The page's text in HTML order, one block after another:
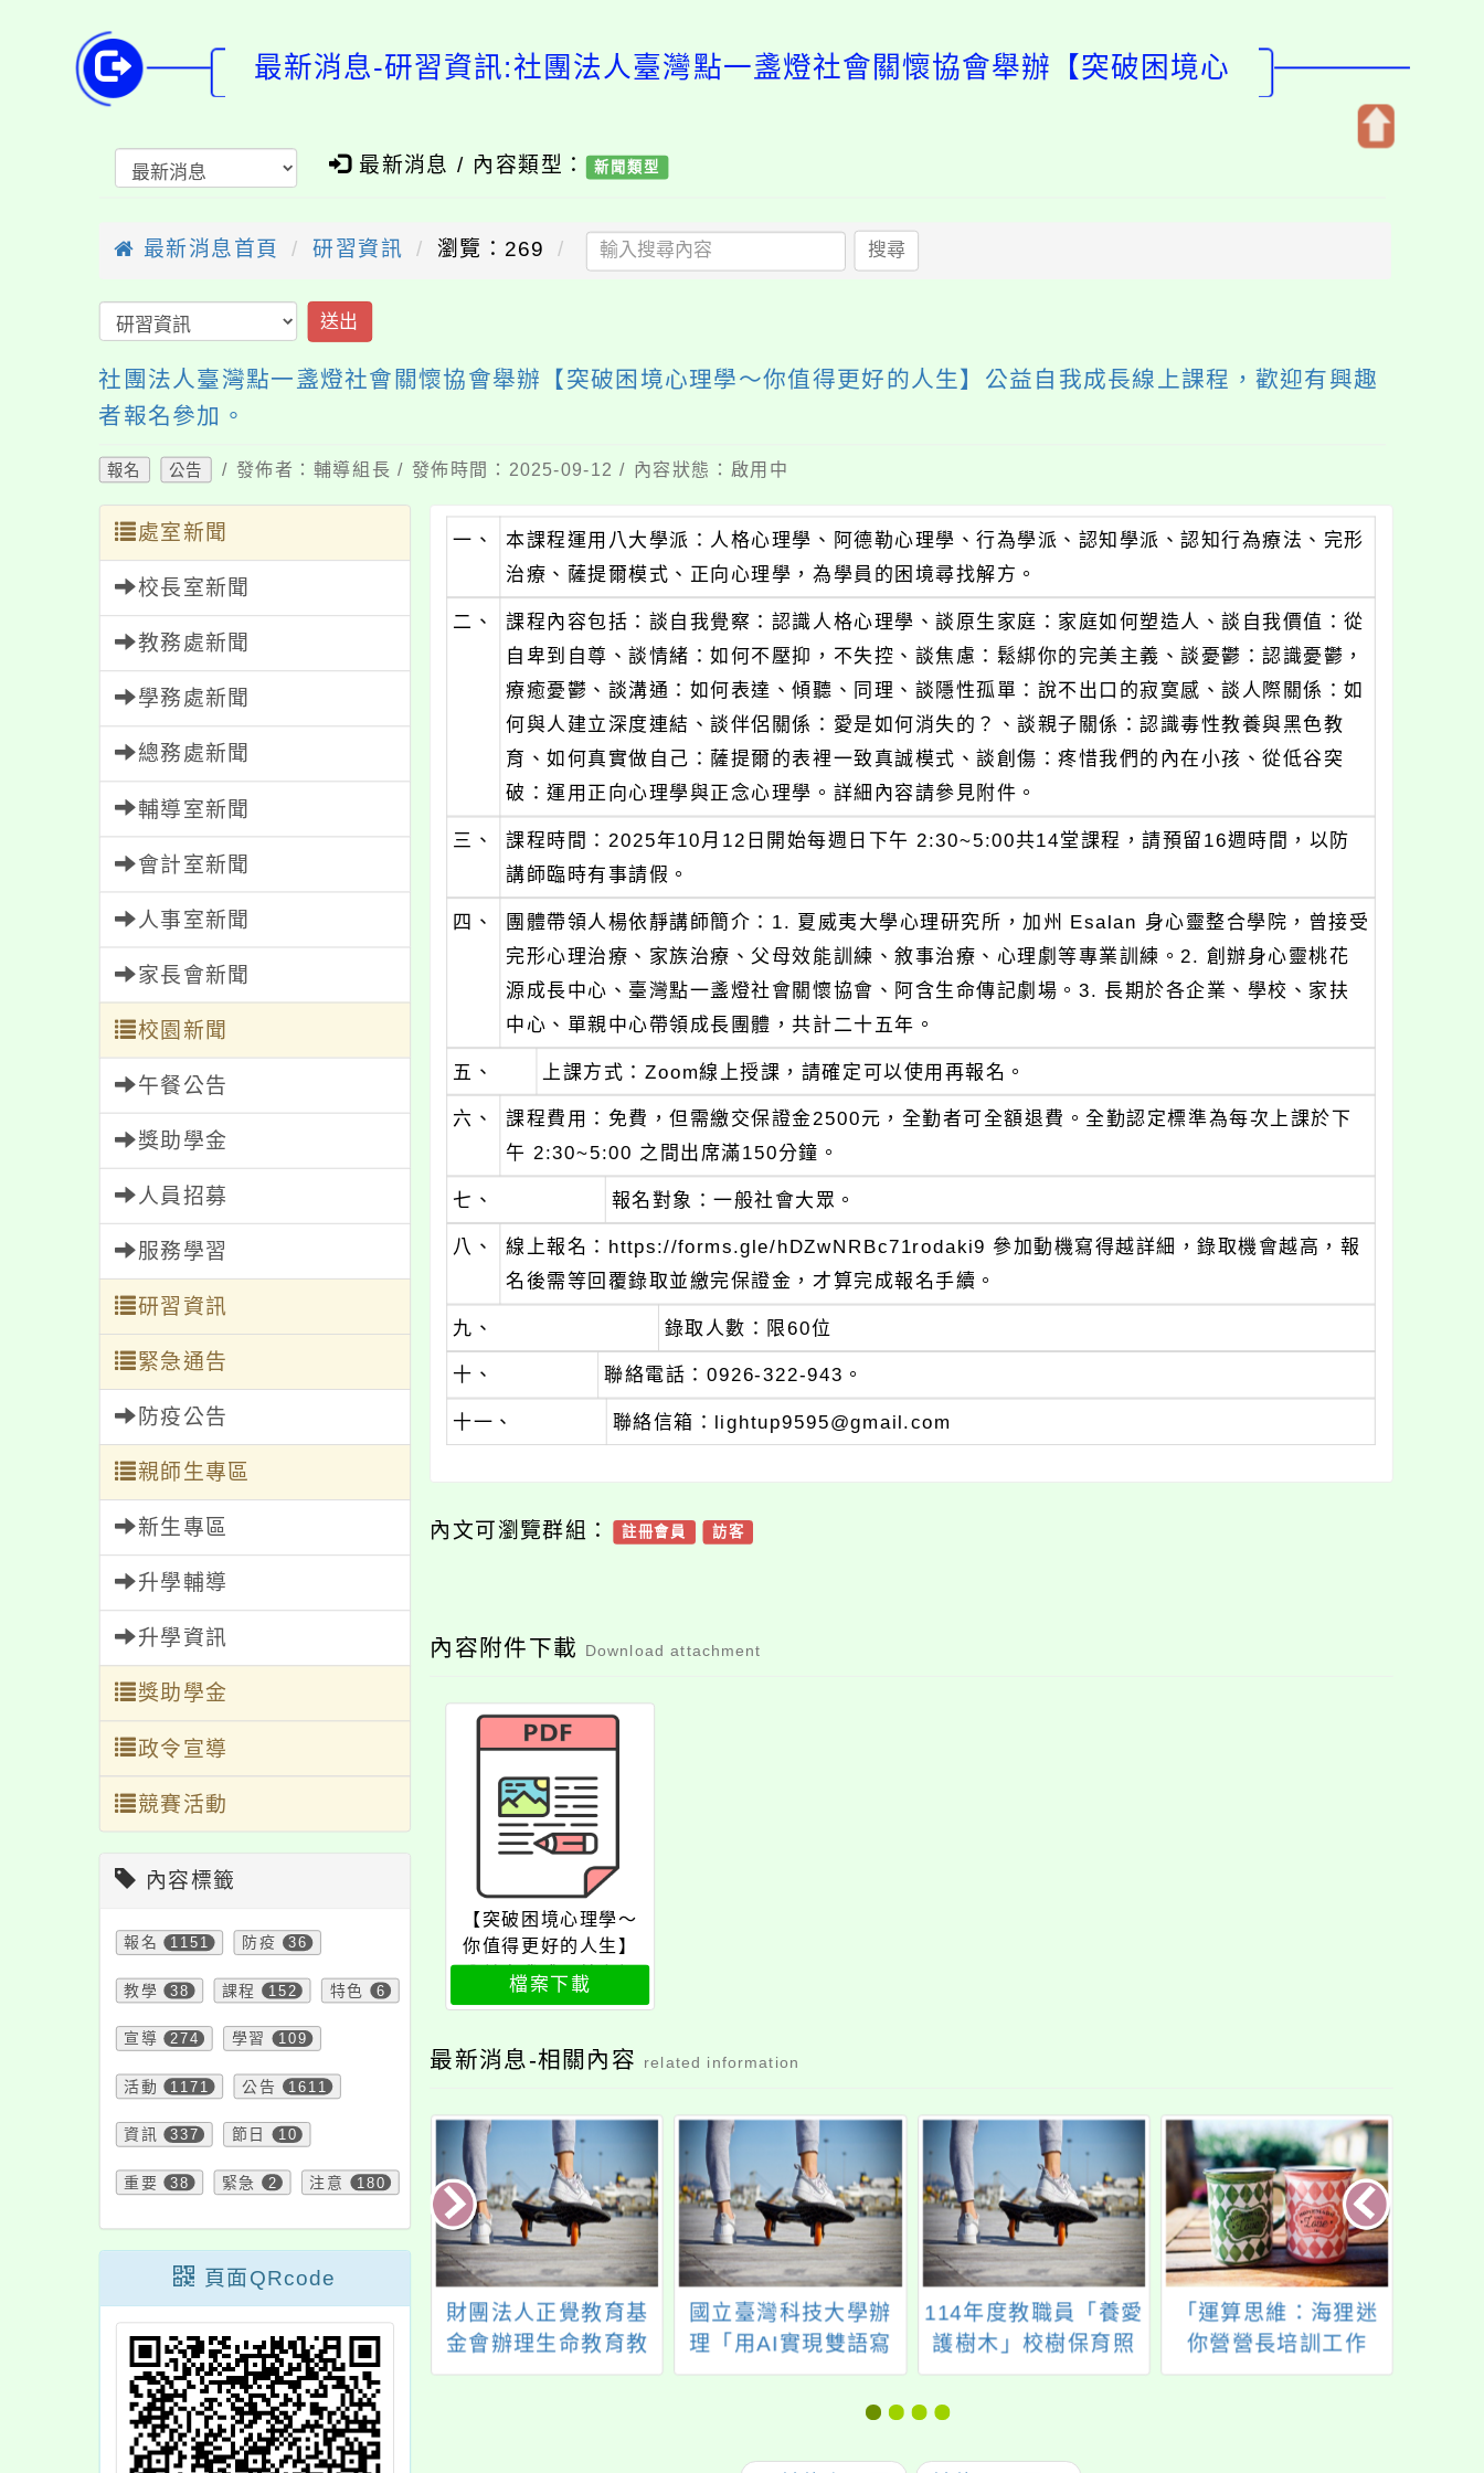
最新消息-研習資訊:社團法人臺灣點一盞燈社會關懷協會舉辦【突破困境心
最新消息 / 內容類型： 新聞類型
最新消息首頁 研習資訊 瀏覽：269 搜尋
送出
社團法人臺灣點一盞燈社會關懷協會舉辦【突破困境心理學〜你值得更好的人生】公益自我成長線上課程，歡迎有興趣
者報名參加。
報名 公告 / 發佈者：輔導組長 / 發佈時間：2025-09-12 / 內容狀態：啟用中
處室新聞
校長室新聞
教務處新聞
學務處新聞
總務處新聞
輔導室新聞
會計室新聞
人事室新聞
家長會新聞
校園新聞
午餐公告
獎助學金
人員招募
服務學習
研習資訊
緊急通告
防疫公告
親師生專區
新生專區
升學輔導
升學資訊
獎助學金
政令宣導
競賽活動
內容標籤
報名 1151 防疫 36
教學 38 課程 152 特色 6
宣導 274 學習 109
活動 1171 公告 1611
資訊 337 節日 10
重要 38 緊急 2 注意 180
頁面QRcode
一、 本課程運用八大學派：人格心理學、阿德勒心理學、行為學派、認知學派、認知行為療法、完形
治療、薩提爾模式、正向心理學，為學員的困境尋找解方。
二、 課程內容包括：談自我覺察：認識人格心理學、談原生家庭：家庭如何塑造人、談自我價值：從
自卑到自尊、談情緒：如何不壓抑，不失控、談焦慮：鬆綁你的完美主義、談憂鬱：認識憂鬱，
療癒憂鬱、談溝通：如何表達、傾聽、同理、談隱性孤單：說不出口的寂寞感、談人際關係：如
何與人建立深度連結、談伴侶關係：愛是如何消失的？、談親子關係：認識毒性教養與黑色教
育、如何真實做自己：薩提爾的表裡一致真誠模式、談創傷：疼惜我們的內在小孩、從低谷突
破：運用正向心理學與正念心理學。詳細內容請參見附件。
三、 課程時間：2025年10月12日開始每週日下午 2:30~5:00共14堂課程，請預留16週時間，以防
講師臨時有事請假。
四、
團體帶領人楊依靜講師簡介：1. 夏威夷大學心理研究所，加州 Esalan 身心靈整合學院，曾接受
完形心理治療、家族治療、父母效能訓練、敘事治療、心理劇等專業訓練。2. 創辦身心靈桃花
源成長中心、臺灣點一盞燈社會關懷協會、阿含生命傳記劇場。3. 長期於各企業、學校、家扶
中心、單親中心帶領成長團體，共計二十五年。
五、 上課方式：Zoom線上授課，請確定可以使用再報名。
六、
課程費用：免費，但需繳交保證金2500元，全勤者可全額退費。全勤認定標準為每次上課於下
午 2:30~5:00 之間出席滿150分鐘。
七、 報名對象：一般社會大眾。
八、 線上報名：https://forms.gle/hDZwNRBc71rodaki9 參加動機寫得越詳細，錄取機會越高，報
名後需等回覆錄取並繳完保證金，才算完成報名手續。
九、 錄取人數：限60位
十、 聯絡電話：0926-322-943。
十一、 聯絡信箱：lightup9595@gmail.com
內文可瀏覽群組： 註冊會員 訪客
內容附件下載 Download attachment
【突破困境心理學〜
你值得更好的人生】
公益自我成長線上課
程
檔案下載
最新消息-相關內容 related information
局委請東安國
園國際高中辦
園市115年度國
前教育署補助
動兒童權利公
綠色和平基金會「綠
色和平2025氣候輿環
境教育高峰會-氣候調
適下的科學、策略和
教育」資訊
財團法人正覺教育基
金會辦理生命教育教
師研習活動「生命的
國立臺灣科技大學辦
理「用AI實現雙語寫
作素養，升級溝通
114年度教職員「養愛
護樹木」校樹保育照
護增能工作坊
「運算思維：海狸迷
你營營長培訓工作
坊」研習